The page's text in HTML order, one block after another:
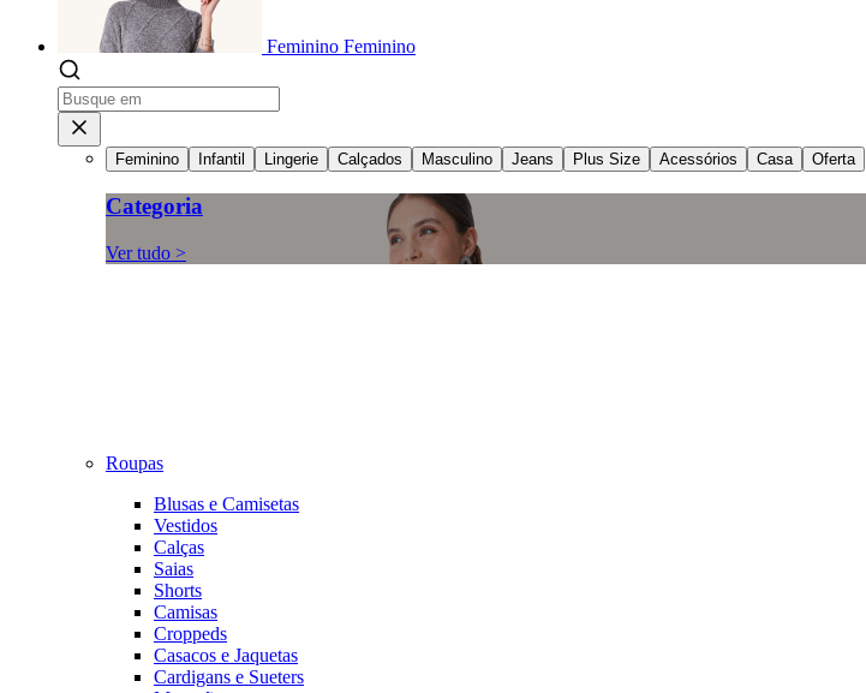
Feminino Feminino
Feminino Infantil Lingerie Calçados Masculino Jeans Plus Size Acessórios Casa Oferta
Categoria
Ver tudo >
Roupas
Blusas e Camisetas
Vestidos
Calças
Saias
Shorts
Camisas
Croppeds
Casacos e Jaquetas
Cardigans e Sueters